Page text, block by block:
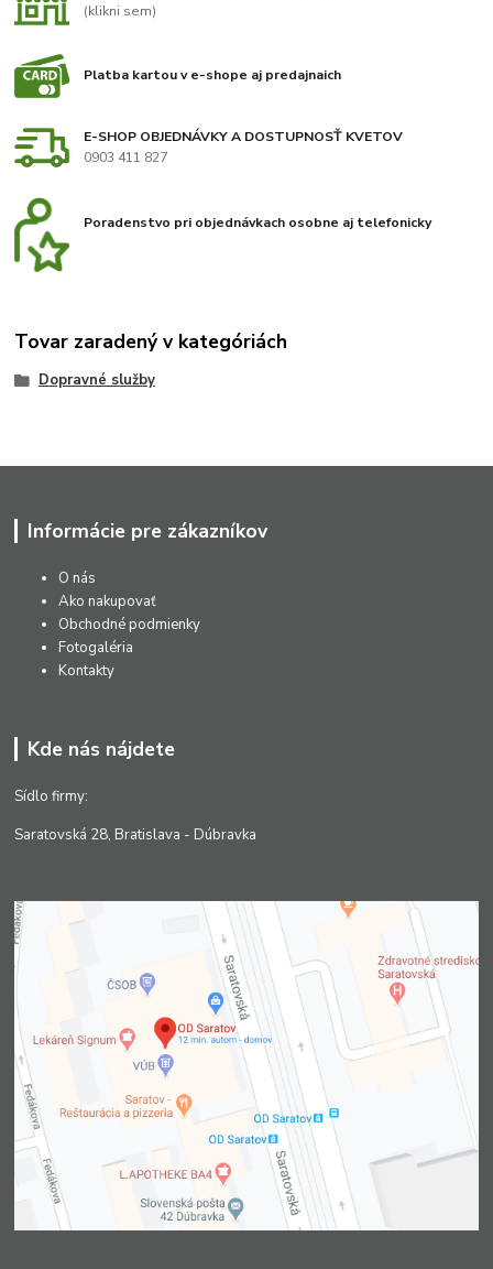
(klikni sem)
Platba kartou v e-shope aj predajnaich
E-SHOP OBJEDNÁVKY A DOSTUPNOSŤ KVETOV
0903 411 827
Poradenstvo pri objednávkach osobne aj telefonicky
Tovar zaradený v kategóriách
Dopravné služby
Informácie pre zákazníkov
O nás
Ako nakupovať
Obchodné podmienky
Fotogaléria
Kontakty
Kde nás nájdete
Sídlo firmy:
Saratovská 28, Bratislava - Dúbravka